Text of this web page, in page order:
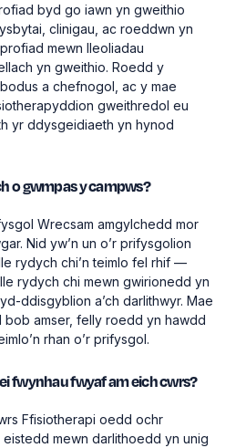
byd go iawn yn gweithio
clinigau, ac roeddwn yn
mewn lleoliadau
yn gweithio. Roedd y
a chefnogol, ac y mae
gweithredol eu
yr ddysgeidiaeth yn hynod
o gwmpas y campws?
Wrecsam amgylchedd mor
Nid yw’n un o’r prifysgolion
rydych chi’n teimlo fel rhif —
rydych chi mewn gwirionedd yn
ddisgyblion a’ch darlithwyr. Mae
amser, felly roedd yn hawdd
rhan o’r prifysgol.
fwynhau fwyaf am eich cwrs?
Ffisiotherapi oedd ochr
mewn darlithoedd yn unig